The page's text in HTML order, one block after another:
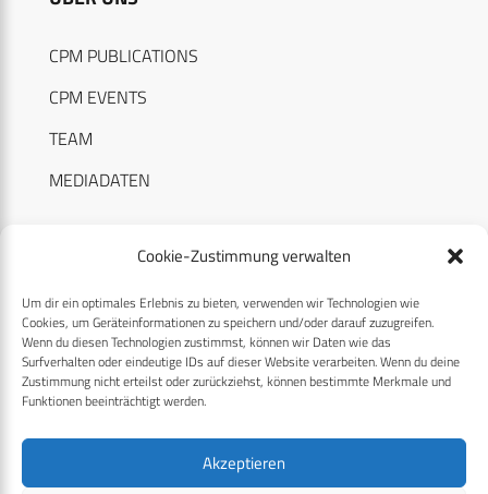
Cookie-Zustimmung verwalten
Um dir ein optimales Erlebnis zu bieten, verwenden wir Technologien wie
Cookies, um Geräteinformationen zu speichern und/oder darauf zuzugreifen.
Wenn du diesen Technologien zustimmst, können wir Daten wie das
Surfverhalten oder eindeutige IDs auf dieser Website verarbeiten. Wenn du deine
Zustimmung nicht erteilst oder zurückziehst, können bestimmte Merkmale und
Funktionen beeinträchtigt werden.
Akzeptieren
CPM PUBLICATIONS
CPM EVENTS
TEAM
MEDIADATEN
RECHTLICHES
Datenschutzerklärung
Cookie-Richtlinie (EU)